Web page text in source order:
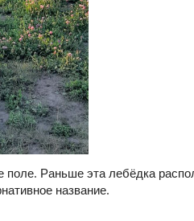
Раньше эта лебёдка
название.